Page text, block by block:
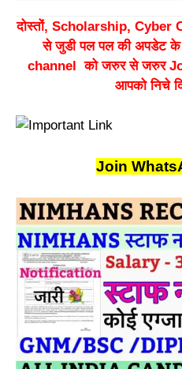
दोस्तों, Scholarship,
से जुडी पल पल की अपडेट के
channel को जरुर से जरुर
आपको निचे
Join